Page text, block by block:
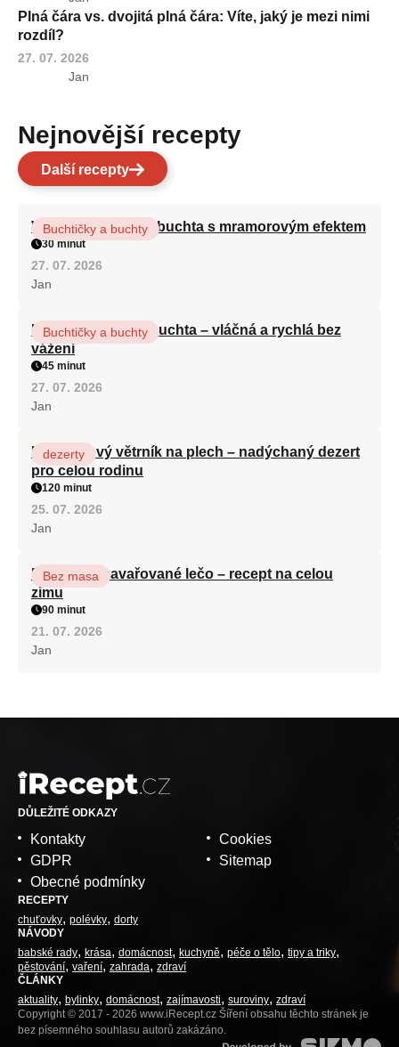
Plná čára vs. dvojitá plná čára: Víte, jaký je mezi nimi
rozdíl?
27. 07. 2026
Jan
Nejnovější recepty
Další recepty
Vláčná olejová litá buchta s mramorovým efektem
Buchtičky a buchty
30 minut
27. 07. 2026
Jan
Hrnková maková buchta – vláčná a rychlá bez
vážení
Buchtičky a buchty
45 minut
27. 07. 2026
Jan
Karamelový větrník na plech – nadýchaný dezert
pro celou rodinu
dezerty
120 minut
25. 07. 2026
Jan
Babiččino zavařované lečo – recept na celou
zimu
Bez masa
90 minut
21. 07. 2026
Jan
DŮLEŽITÉ ODKAZY
Kontakty
GDPR
Obecné podmínky
Cookies
Sitemap
RECEPTY
chuťovky polévky dorty
NÁVODY
babské rady krása domácnost kuchyně péče o tělo tipy a triky
pěstování vaření zahrada
zdraví
ČLÁNKY
aktuality bylinky domácnost zajímavosti suroviny zdraví
Copyright © 2017 - 2026 www.iRecept.cz Šíření obsahu těchto stránek je
bez písemného souhlasu autorů zakázáno.